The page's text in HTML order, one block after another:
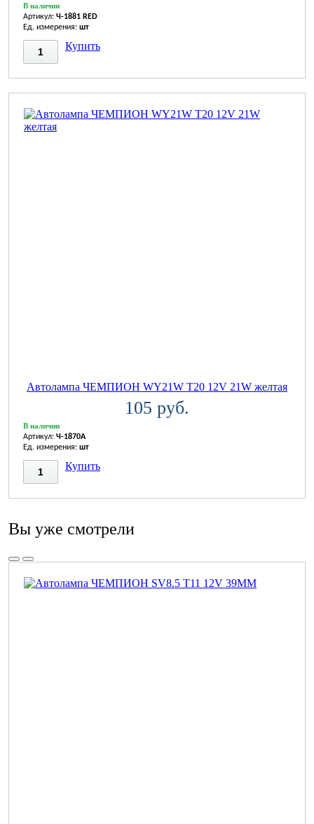
В наличии
Артикул: Ч-1881 RED
Ед. измерения: шт
Купить
Автолампа ЧЕМПИОН WY21W T20 12V 21W желтая
105 руб.
В наличии
Артикул: Ч-1870A
Ед. измерения: шт
Купить
Вы уже смотрели